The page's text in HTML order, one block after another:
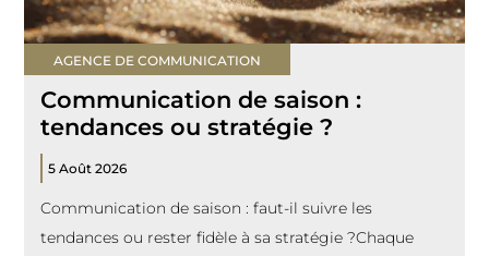
AGENCE DE COMMUNICATION
Communication de saison :
tendances ou stratégie ?
5 Août 2026
Communication de saison : faut-il suivre les
tendances ou rester fidèle à sa stratégie ?Chaque